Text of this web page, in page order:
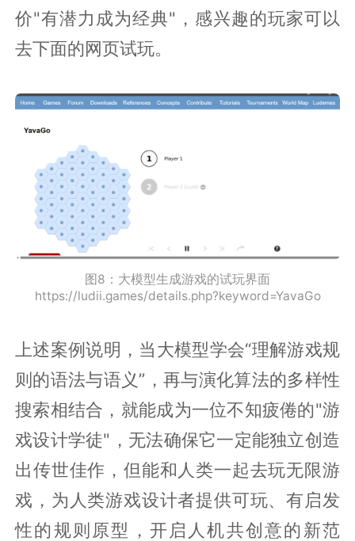
价"有潜力成为经典"，感兴趣的玩家可以
去下面的网页试玩。
图8：大模型生成游戏的试玩界面
https://ludii.games/details.php?keyword=YavaGo
上述案例说明，当大模型学会“理解游戏规
则的语法与语义”，再与演化算法的多样性
搜索相结合，就能成为一位不知疲倦的"游
戏设计学徒"，无法确保它一定能独立创造
出传世佳作，但能和人类一起去玩无限游
戏，为人类游戏设计者提供可玩、有启发
性的规则原型，开启人机共创意的新范